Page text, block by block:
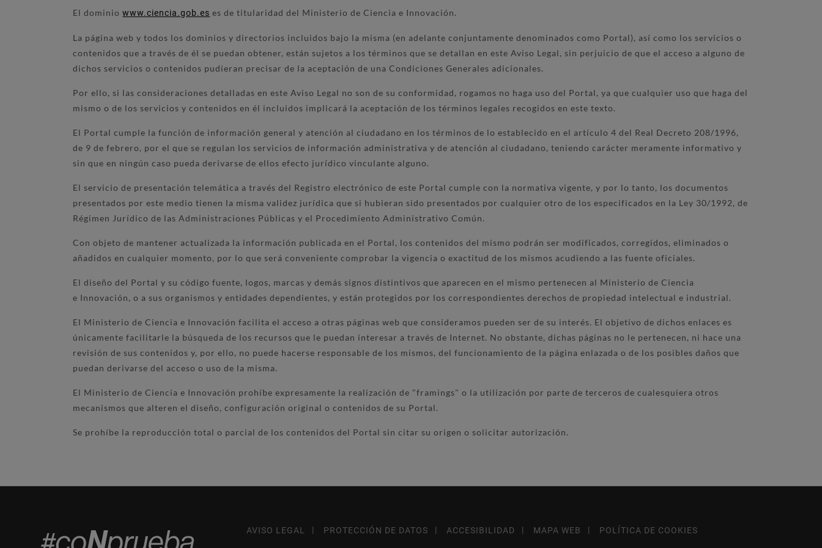
El dominiowww.ciencia.gob.es es de titularidad del Ministerio de Ciencia e Innovación.
La página web y todos los dominios y directorios incluidos bajo la misma (en adelante conjuntamente denominados como Portal), así como los servicios o
contenidos que a través de él se puedan obtener, están sujetos a los términos que se detallan en este Aviso Legal, sin perjuicio de que el acceso a alguno de
dichos servicios o contenidos pudieran precisar de la aceptación de una Condiciones Generales adicionales.
Por ello, si las consideraciones detalladas en este Aviso Legal no son de su conformidad, rogamos no haga uso del Portal, ya que cualquier uso que haga del
mismo o de los servicios y contenidos en él incluidos implicará la aceptación de los términos legales recogidos en este texto.
El Portal cumple la función de información general y atención al ciudadano en los términos de lo establecido en el artículo 4 del Real Decreto 208/1996,
de 9 de febrero, por el que se regulan los servicios de información administrativa y de atención al ciudadano, teniendo carácter meramente informativo y
sin que en ningún caso pueda derivarse de ellos efecto jurídico vinculante alguno.
El servicio de presentación telemática a través del Registro electrónico de este Portal cumple con la normativa vigente, y por lo tanto, los documentos
presentados por este medio tienen la misma validez jurídica que si hubieran sido presentados por cualquier otro de los especificados en la Ley 30/1992, de
Régimen Jurídico de las Administraciones Públicas y el Procedimiento Administrativo Común.
Con objeto de mantener actualizada la información publicada en el Portal, los contenidos del mismo podrán ser modificados, corregidos, eliminados o
añadidos en cualquier momento, por lo que será conveniente comprobar la vigencia o exactitud de los mismos acudiendo a las fuente oficiales.
El diseño del Portal y su código fuente, logos, marcas y demás signos distintivos que aparecen en el mismo pertenecen al Ministerio de Ciencia
e Innovación, o a sus organismos y entidades dependientes, y están protegidos por los correspondientes derechos de propiedad intelectual e industrial.
El Ministerio de Ciencia e Innovación facilita el acceso a otras páginas web que consideramos pueden ser de su interés. El objetivo de dichos enlaces es
únicamente facilitarle la búsqueda de los recursos que le puedan interesar a través de Internet. No obstante, dichas páginas no le pertenecen, ni hace una
revisión de sus contenidos y, por ello, no puede hacerse responsable de los mismos, del funcionamiento de la página enlazada o de los posibles daños que
puedan derivarse del acceso o uso de la misma.
El Ministerio de Ciencia e Innovación prohíbe expresamente la realización de "framings" o la utilización por parte de terceros de cualesquiera otros
mecanismos que alteren el diseño, configuración original o contenidos de su Portal.
Se prohíbe la reproducción total o parcial de los contenidos del Portal sin citar su origen o solicitar autorización.
AVISO LEGAL PROTECCIÓN DE DATOS ACCESIBILIDAD MAPA WEB POLÍTICA DE COOKIES